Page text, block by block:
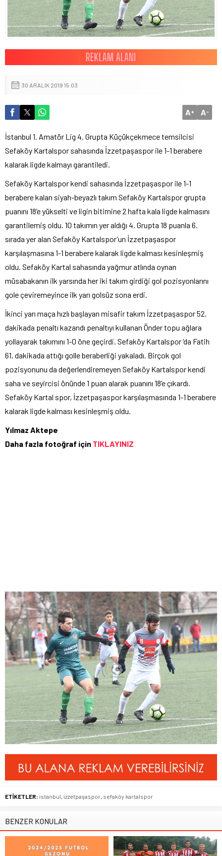
30 ARALIK 2019 15:03
A+ A-
İstanbul 1. Amatör Lig 4. Grupta Küçükçekmece temsilcisi
Sefaköy Kartalspor sahasında İzzetpaşaspor ile 1-1 berabere
kalarak ligde kalmayı garantiledi.
Sefaköy Kartalspor kendi sahasında İzzetpaşaspor ile 1-1
berabere kalan siyah-beyazlı takım Sefaköy Kartalspor grupta
puanını 18’e yükselti ve ligin bitimine 2 hafta kala ligde kalmasını
garantilemiş oldu. 10 takımın yer aldığı 4. Grupta 18 puanla 6.
sırada yer alan Sefaköy Kartalspor’un İzzetpaşaspor
karşılaşmasına 1-1 berabere kalarak ligde kalması kesinleşmiş
oldu. Sefaköy Kartal sahasında yağmur atlında oynan
müsabakanın ilk yarsında her iki takım girdiği gol pozisyonlarını
gole çeviremeyince ilk yarı golsüz sona erdi.
İkinci yarı maça hızlı başlayan misafir takım İzzetpaşaspor 52.
dakikada penaltı kazandı penaltıyı kullanan Önder topu ağlara
yollayarak takımını 1-0 öne geçirdi. Sefaköy Kartalspor ‘da Fatih
61. dakikada attığı golle beraberliği yakaladı. Birçok gol
pozisyonunu da değerlendiremeyen Sefaköy Kartalspor kendi
saha ve seyircisi önünde 1 puan alarak puanını 18’e çıkardı.
Sefaköy Kartal spor, İzzetpaşaspor karşılaşmasında 1-1 berabere
kalarak ligde kalması kesinleşmiş oldu.
Yılmaz Aktepe
Daha fazla fotoğraf için TIKLAYINIZ
ETİKETLER: istanbul, izzetpaşaspor, sefaköy kartalspor
BENZER KONULAR